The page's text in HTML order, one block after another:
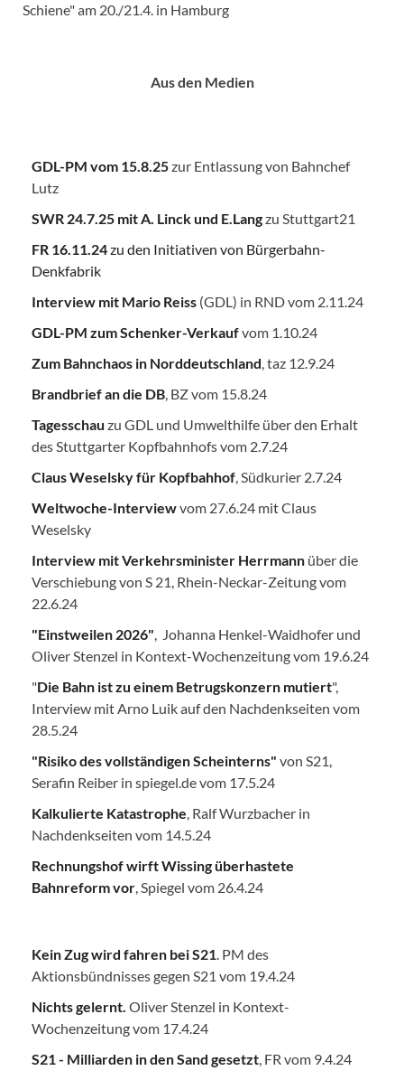
Schiene" am 20./21.4. in Hamburg
Aus den Medien
GDL-PM vom 15.8.25zur Entlassung von Bahnchef
Lutz
SWR 24.7.25 mit A. Linck und E.Langzu Stuttgart21
FR 16.11.24zu den Initiativen von Bürgerbahn-
Denkfabrik
Interview mit Mario Reiss (GDL) in RND vom 2.11.24
GDL-PM zum Schenker-Verkaufvom 1.10.24
Zum Bahnchaos in Norddeutschland, taz 12.9.24
Brandbrief an die DB, BZ vom 15.8.24
Tagesschau zu GDL und Umwelthilfe über den Erhalt
des Stuttgarter Kopfbahnhofs vom 2.7.24
Claus Weselsky für Kopfbahhof, Südkurier 2.7.24
Weltwoche-Interviewvom 27.6.24 mit Claus
Weselsky
Interview mit Verkehrsminister Herrmann über die
Verschiebung von S 21, Rhein-Neckar-Zeitung vom
22.6.24
"Einstweilen 2026", Johanna Henkel-Waidhofer und
Oliver Stenzel in Kontext-Wochenzeitung vom 19.6.24
"Die Bahn ist zu einem Betrugskonzern mutiert",
Interview mit Arno Luik auf den Nachdenkseiten vom
28.5.24
"Risiko des vollständigen Scheinterns" von S21,
Serafin Reiber in spiegel.de vom 17.5.24
Kalkulierte Katastrophe, Ralf Wurzbacher in
Nachdenkseiten vom 14.5.24
Rechnungshof wirft Wissing überhastete
Bahnreform vor, Spiegel vom 26.4.24
Kein Zug wird fahren bei S21. PM des
Aktionsbündnisses gegen S21 vom 19.4.24
Nichts gelernt. Oliver Stenzel in Kontext-
Wochenzeitung vom 17.4.24
S21 - Milliarden in den Sand gesetzt, FR vom 9.4.24